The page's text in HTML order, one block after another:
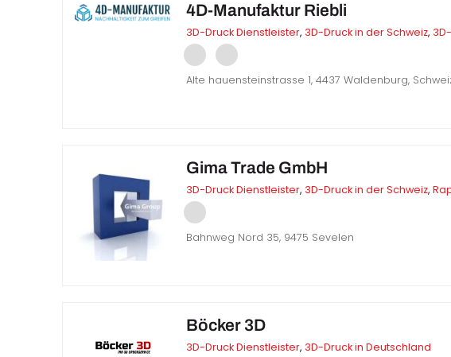
4D-Manufaktur Riebli
3D-Druck Dienstleister, 3D-Druck in der Schweiz,
Alte hauensteinstrasse 1, 4437 Waldenburg,
Gima Trade GmbH
3D-Druck Dienstleister, 3D-Druck in der Schweiz,
Bahnweg Nord 35, 9475 Sevelen
Böcker 3D
3D-Druck Dienstleister, 3D-Druck in Deutschland